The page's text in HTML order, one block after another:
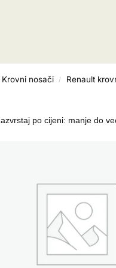
Krovni nosači / Renault